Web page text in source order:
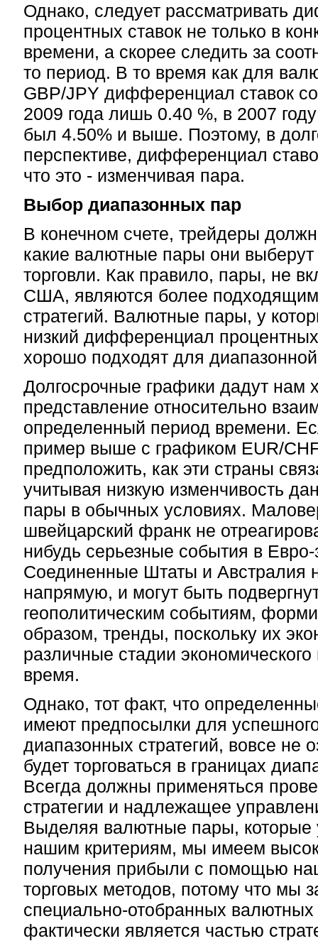
Однако, следует рассматривать
процентных ставок не только в
времени, а скорее следить за
то период. В то время как для
GBP/JPY дифференциал ставок
2009 года лишь 0.40 %, в 2007
был 4.50% и выше. Поэтому, в
перспективе, дифференциал
что это - изменчивая пара.
Выбор диапазонных пар
В конечном счете, трейдеры
какие валютные пары они
торговли. Как правило, пары, не
США, являются более
стратегий. Валютные пары, у
низкий дифференциал процентных
хорошо подходят для диапазонной
Долгосрочные графики дадут нам
представление относительно
определенный период времени.
пример выше с графиком EUR/
предположить, как эти страны
учитывая низкую изменчивость
пары в обычных условиях.
швейцарский франк не
нибудь серьезные события в
Соединенные Штаты и Австралия
напрямую, и могут быть
геополитическим событиям,
образом, тренды, поскольку их
различные стадии
время.
Однако, тот факт, что
имеют предпосылки для
диапазонных стратегий, вовсе не
будет торговаться в границах
Всегда должны применяться
стратегии и надлежащее
Выделяя валютные пары, которые
нашим критериям, мы имеем
получения прибыли с помощью
торговых методов, потому что мы
специально-отобранных валютных
фактически является частью